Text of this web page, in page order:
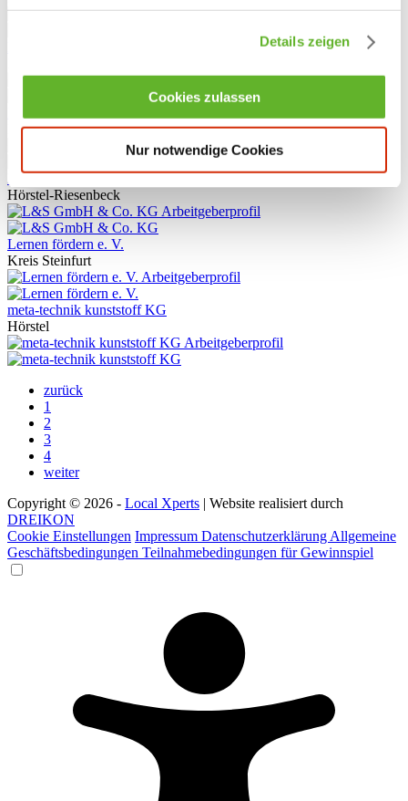
Details zeigen
Cookies zulassen
Nur notwendige Cookies
Arbeitgeberprofil
Arbeitgeberprofil
Ibbenbüren
Arbeitgeberprofil
L&S GmbH & Co. KG
Hörstel-Riesenbeck
Arbeitgeberprofil
Lernen fördern e. V.
Kreis Steinfurt
Arbeitgeberprofil
meta-technik kunststoff KG
Hörstel
Arbeitgeberprofil
zurück
1
2
3
4
weiter
Copyright © 2026 - Local Xperts | Website realisiert durch
DREIKON
Cookie Einstellungen Impressum Datenschutzerklärung Allgemeine
Geschäftsbedingungen Teilnahmebedingungen für Gewinnspiel